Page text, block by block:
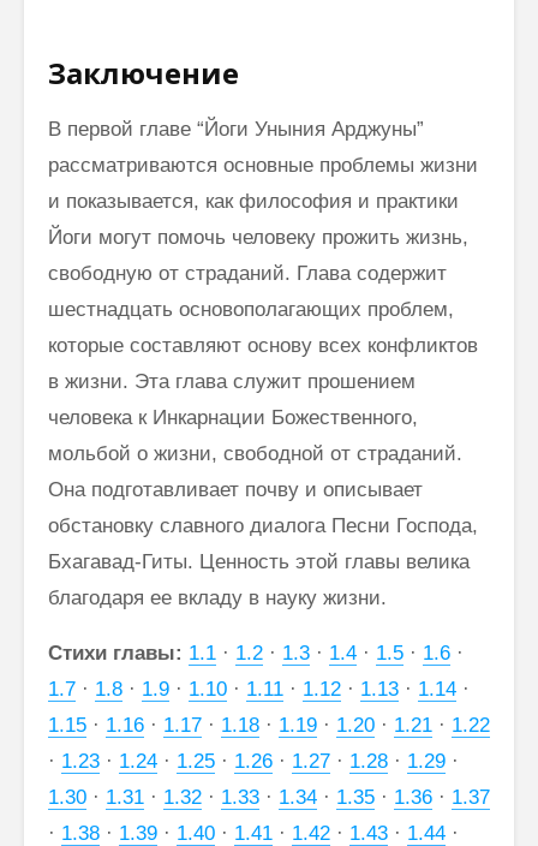
Заключение
В первой главе “Йоги Уныния Арджуны”
рассматриваются основные проблемы жизни
и показывается, как философия и практики
Йоги могут помочь человеку прожить жизнь,
свободную от страданий. Глава содержит
шестнадцать основополагающих проблем,
которые составляют основу всех конфликтов
в жизни. Эта глава служит прошением
человека к Инкарнации Божественного,
мольбой о жизни, свободной от страданий.
Она подготавливает почву и описывает
обстановку славного диалога Песни Господа,
Бхагавад-Гиты. Ценность этой главы велика
благодаря ее вкладу в науку жизни.
Стихи главы: 1.1 · 1.2 · 1.3 · 1.4 · 1.5 · 1.6 ·
1.7 · 1.8 · 1.9 · 1.10 · 1.11 · 1.12 · 1.13 · 1.14 ·
1.15 · 1.16 · 1.17 · 1.18 · 1.19 · 1.20 · 1.21 · 1.22
· 1.23 · 1.24 · 1.25 · 1.26 · 1.27 · 1.28 · 1.29 ·
1.30 · 1.31 · 1.32 · 1.33 · 1.34 · 1.35 · 1.36 · 1.37
· 1.38 · 1.39 · 1.40 · 1.41 · 1.42 · 1.43 · 1.44 ·